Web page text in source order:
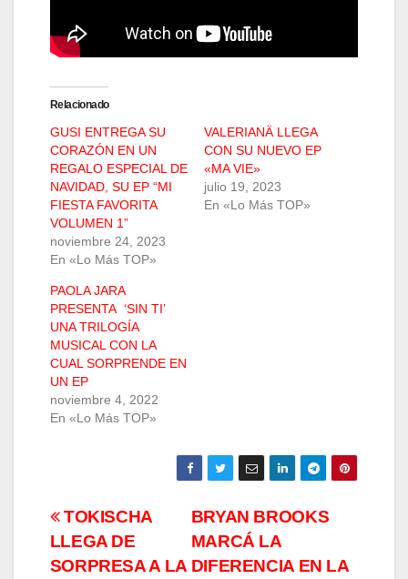
Relacionado
GUSI ENTREGA SU
CORAZÓN EN UN
REGALO ESPECIAL DE
NAVIDAD, SU EP “MI
FIESTA FAVORITA
VOLUMEN 1”
noviembre 24, 2023
En «Lo Más TOP»
VALERIANÄ LLEGA
CON SU NUEVO EP
«MA VIE»
julio 19, 2023
En «Lo Más TOP»
PAOLA JARA
PRESENTA ‘SIN TI’
UNA TRILOGÍA
MUSICAL CON LA
CUAL SORPRENDE EN
UN EP
noviembre 4, 2022
En «Lo Más TOP»
Navegación
de
BRYAN BROOKS
MARCÁ LA
DIFERENCIA EN LA
TOKISCHA
LLEGA DE
SORPRESA A LA